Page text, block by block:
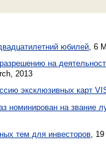
юбилей, 6
на
2013
эксклюзивных карт
номинирован на звание
тем для инвесторов